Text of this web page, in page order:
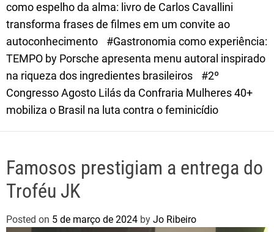
como espelho da alma: livro de Carlos Cavallini
transforma frases de filmes em um convite ao
autoconhecimento
#Gastronomia como experiência:
TEMPO by Porsche apresenta menu autoral inspirado
na riqueza dos ingredientes brasileiros
#2º
Congresso Agosto Lilás da Confraria Mulheres 40+
mobiliza o Brasil na luta contra o feminicídio
Famosos prestigiam a entrega do
Troféu JK
Posted on 5 de março de 2024 by Jo Ribeiro